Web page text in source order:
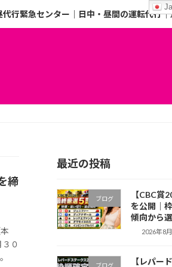
代行緊急センター｜日中・昼間の運転代行
締
０
最近の投稿
ブログ
【CBC賞
を公開｜
傾向から
2026年8
ブログ
【レパー